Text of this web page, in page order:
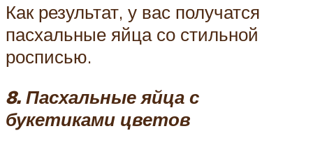
Как результат, у вас получатся
пасхальные яйца со стильной
росписью.
8. Пасхальные яйца с
букетиками цветов